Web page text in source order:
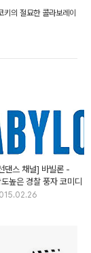
의 절묘한 콜라보레이
댄스 채널] 바빌론 -
높은 경찰 풍자 코미디